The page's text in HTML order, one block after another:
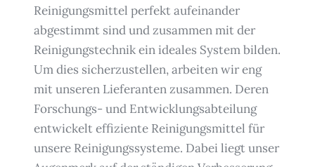
Reinigungsmittel perfekt aufeinander
abgestimmt sind und zusammen mit der
Reinigungstechnik ein ideales System bilden.
Um dies sicherzustellen, arbeiten wir eng
mit unseren Lieferanten zusammen. Deren
Forschungs- und Entwicklungsabteilung
entwickelt effiziente Reinigungsmittel für
unsere Reinigungssysteme. Dabei liegt unser